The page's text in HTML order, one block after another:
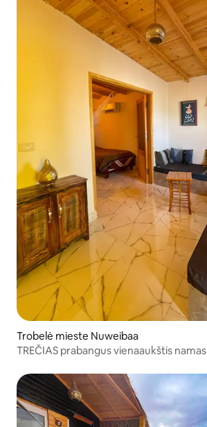
Trobelė mieste Nuweibaa
TREČIAS prabangus vienaaukštis namas